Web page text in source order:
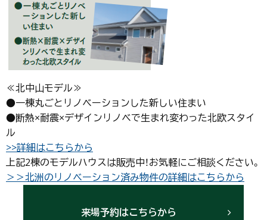
≪北中山モデル≫
●一棟丸ごとリノベーションした新しい住まい
●断熱×耐震×デザインリノベで生まれ変わった北欧スタイ
ル
>>詳細はこちらから
上記2棟のモデルハウスは販売中！お気軽にご相談ください。
＞＞北洲のリノベーション済み物件の詳細はこちらから
来場予約はこちらから